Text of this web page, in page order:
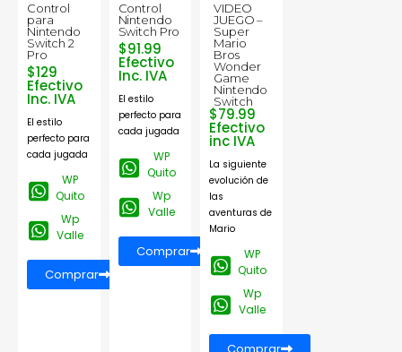
Control
para
Nintendo
Switch 2
Pro
$129
Efectivo
Inc. IVA
El estilo
perfecto para
cada jugada
WP
Quito
Wp
Valle
Comprar
Control
Nintendo
Switch Pro
$91.99
Efectivo
Inc. IVA
El estilo
perfecto para
cada jugada
WP
Quito
Wp
Valle
Comprar
VIDEO
JUEGO –
Super
Mario
Bros
Wonder
Game
Nintendo
Switch
$79.99
Efectivo
inc IVA
La siguiente
evolución de
las
aventuras de
Mario
WP
Quito
Wp
Valle